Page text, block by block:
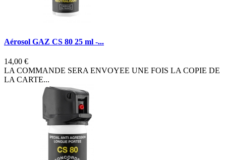
Aérosol GAZ CS 80 25 ml -...
14,00 €
LA COMMANDE SERA ENVOYEE UNE FOIS LA COPIE DE
LA CARTE...